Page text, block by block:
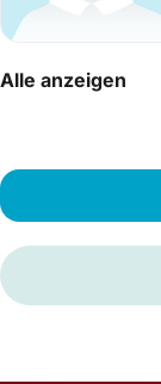
Alle anzeigen